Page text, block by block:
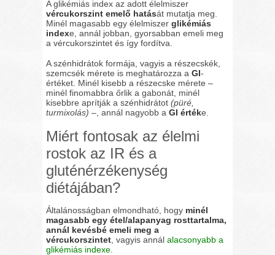
A glikémiás index az adott élelmiszer
vércukorszint emelő hatását mutatja meg.
Minél magasabb egy élelmiszerglikémiás
indexe, annál jobban, gyorsabban emeli meg
a vércukorszintet és így fordítva.
A szénhidrátok formája, vagyis a részecskék,
szemcsék mérete is meghatározza aGI-
értéket. Minél kisebb a részecske mérete –
minél finomabbra őrlik a gabonát, minél
kisebbre aprítják a szénhidrátot(püré,
turmixolás) –, annál nagyobb aGI értéke.
Miért fontosak az élelmi
rostok az IR és a
gluténérzékenység
diétájában?
Általánosságban elmondható, hogy minél
magasabb egy étel/alapanyag rosttartalma,
annál kevésbé emeli meg a
vércukorszintet , vagyis annálalacsonyabb a
glikémiás indexe